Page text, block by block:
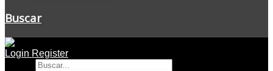
Buscar
Login Register